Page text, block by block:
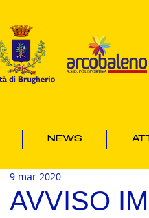
NEWS
AVVISO
9 mar 2020